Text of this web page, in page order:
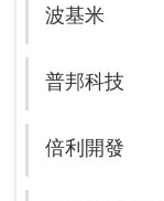
波基米
普邦科技
倍利開發